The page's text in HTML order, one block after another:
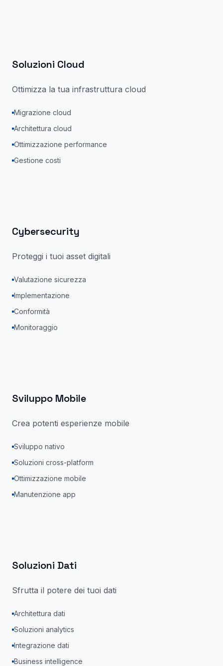
Soluzioni Cloud
Ottimizza la tua infrastruttura cloud
Migrazione cloud
Architettura cloud
Ottimizzazione performance
Gestione costi
Cybersecurity
Proteggi i tuoi asset digitali
Valutazione sicurezza
Implementazione
Conformità
Monitoraggio
Sviluppo Mobile
Crea potenti esperienze mobile
Sviluppo nativo
Soluzioni cross-platform
Ottimizzazione mobile
Manutenzione app
Soluzioni Dati
Sfrutta il potere dei tuoi dati
Architettura dati
Soluzioni analytics
Integrazione dati
Business intelligence